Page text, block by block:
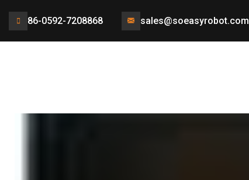
86-0592-7208868 sales@soeasyrobot.com